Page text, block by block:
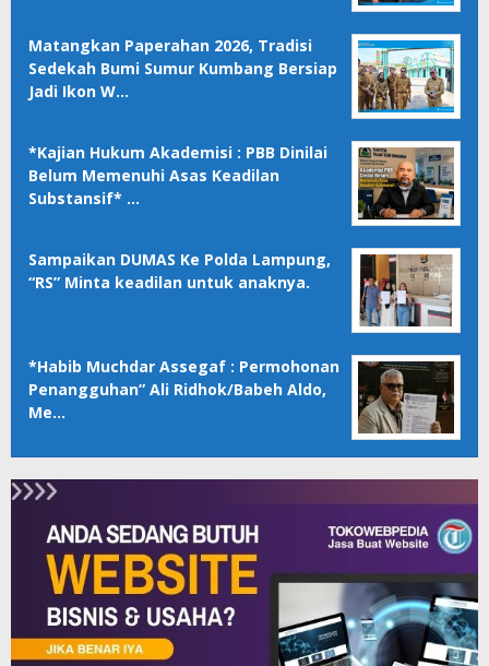
Matangkan Paperahan 2026, Tradisi
Sedekah Bumi Sumur Kumbang Bersiap
Jadi Ikon W…
*Kajian Hukum Akademisi : PBB Dinilai
Belum Memenuhi Asas Keadilan
Substansif* …
Sampaikan DUMAS Ke Polda Lampung,
“RS” Minta keadilan untuk anaknya.
*Habib Muchdar Assegaf : Permohonan
Penangguhan” Ali Ridhok/Babeh Aldo,
Me…